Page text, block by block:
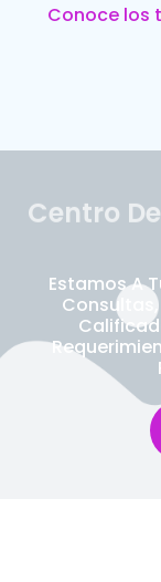
Conoce los
Centro
Estamos A